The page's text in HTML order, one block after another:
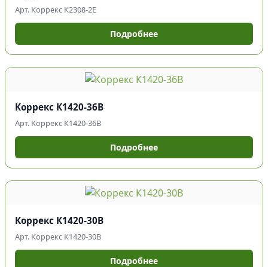
Арт. Коррекс К2308-2Е
Подробнее
Коррекс К1420-36В
Арт. Коррекс К1420-36В
Подробнее
Коррекс К1420-30В
Арт. Коррекс К1420-30В
Подробнее